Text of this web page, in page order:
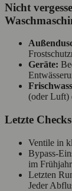
Nicht
Geräte:
(oder Luft)
Letzte
Ventile in
im
Letzten
Jeder